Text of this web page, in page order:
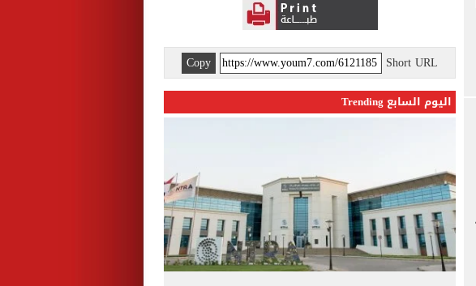
Short URL
Copy
اليوم السابع Trending